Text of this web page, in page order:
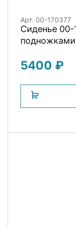
Арт. 00-170377
Сиденье 00-
5400 ₽